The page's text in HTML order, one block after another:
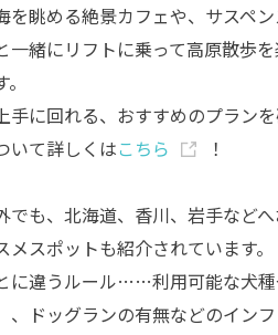
を眺める絶景カフェや、サスペ
一緒にリフトに乗って高原散歩
手に回れる、おすすめのプラン
いて詳しくはこちら ！
も、北海道、香川、岩手など
メスポットも紹介されています。
に違うルール……利用可能な犬種
、ドッグランの有無などのイン